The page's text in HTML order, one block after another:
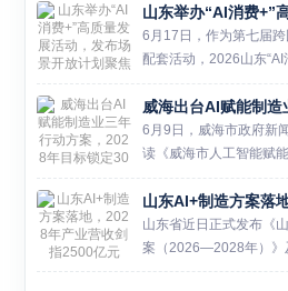
举行发布会，系统解读
动方案（20...
6月17日，作为第七届
配套活动，2026山东
国际会议中心隆重举行
与中华人民共和国商务
6月9日，威海市政府新
读《威海市人工智能赋
026—2028年）》。这
门联合出台的三年行动
型划定了...
山东省近日正式发布《
案（2026—2028年）》
8年全省人工智能产业